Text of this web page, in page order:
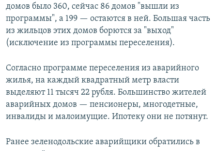
домов было 360, сейчас 86 домов "вышли из
программы", а 199 — остаются в ней. Большая часть
из жильцов этих домов борются за "выход"
(исключение из программы переселения).
Согласно программе переселения из аварийного
жилья, на каждый квадратный метр власти
выделяют 11 тысяч 22 рубля. Большинство жителей
аварийных домов — пенсионеры, многодетные,
инвалиды и малоимущие. Ипотеку они не потянут.
Ранее зеленодольские аварийщики обратились в